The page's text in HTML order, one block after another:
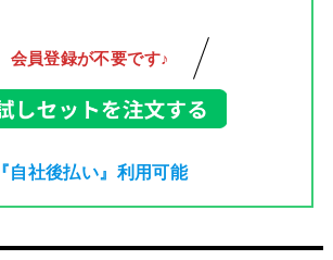
会員登録が不要です♪
『自社後払い』利用可能